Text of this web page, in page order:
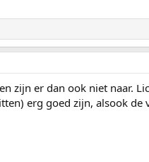
er dan ook niet naar.
erg goed zijn, alsook